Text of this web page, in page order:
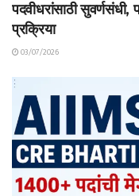
पदवीधरांसाठी सुवर्णसंधी,
प्रक्रिया
03/07/2026